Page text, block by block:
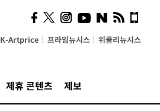
K-Artprice 프라임뉴시스 위클리뉴시스
제휴 콘텐츠 제보
의견, 국토부·LH에 충실히
전달할 것"